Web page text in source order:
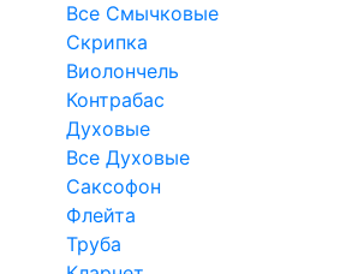
Все Смычковые
Скрипка
Виолончель
Контрабас
Духовые
Все Духовые
Саксофон
Флейта
Труба